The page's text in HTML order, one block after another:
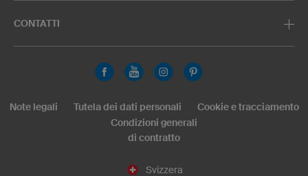
CONTATTI
Svizzera
Note legali Tutela dei dati personali
Cookie e tracciamento
Condizioni generali
di contratto